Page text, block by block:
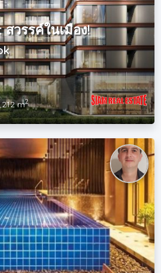
วรรค์ในเมือง!
m2